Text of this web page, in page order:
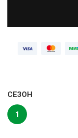
СЕЗОН
1